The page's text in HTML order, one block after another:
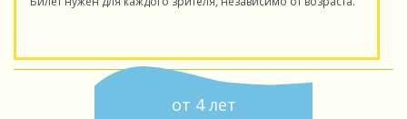
от 4 лет